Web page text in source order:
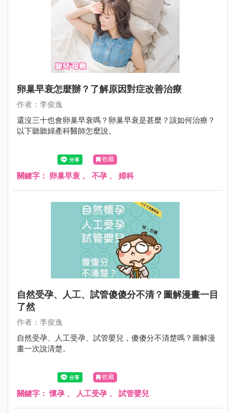
卵巢早衰怎麼辦？了解原因對症改善治療
作者：李俊逸
還沒三十也會卵巢早衰嗎？卵巢早衰是甚麼？該如何治療？
以下聽聽婦產科醫師怎麼說。
收藏
關鍵字： 卵巢早衰 、 不孕 、 婦科
自然受孕、人工、試管傻傻分不清？圖解漫畫一目
了然
作者：李俊逸
自然受孕、人工受孕、試管嬰兒，傻傻分不清楚嗎？圖解漫
畫一次說清楚。
收藏
關鍵字：懷孕 、 人工受孕 、 試管嬰兒